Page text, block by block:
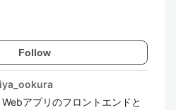
Follow
アプリのフロントエンドと